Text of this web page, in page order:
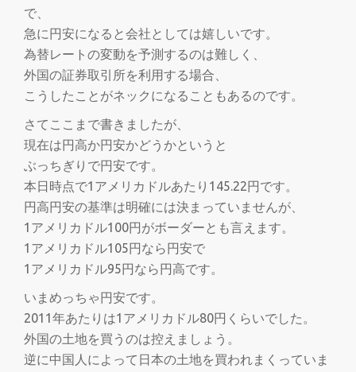
で、
急に円安になると会社としては嬉しいです。
為替レートの変動を予測するのは難しく、
外国の証券取引所を利用する場合、
こうしたことがネックになることもあるのです。
さてここまで書きましたが、
現在は円高か円安かどうかというと
ぶっちぎりで円安です。
本日時点で1アメリカドルあたり145.22円です。
円高円安の基準は明確には決まっていませんが、
1アメリカドル100円がボーダーとも言えます。
1アメリカドル105円なら円安で
1アメリカドル95円なら円高です。
いまめっちゃ円安です。
2011年あたりは1アメリカドル80円くらいでした。
外国の土地を買うのは控えましょう。
逆に中国人によって日本の土地を買われまくっていま